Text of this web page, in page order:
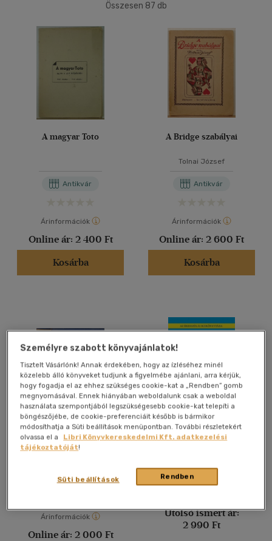
mind(9)
Nyelv szerint
Vélemény szerint
Alkalmaz
Összesen 87 db
A magyar Toto
Antikvár
Árinformációk
Online ár: 2 400 Ft
Kosárba
A Bridge szabályai
Tolnai József
Antikvár
Árinformációk
Online ár: 2 600 Ft
Kosárba
Gaudeamus I-III.
Antikvár
Árinformációk
Online ár: 2 000 Ft
Anya - nyelv - búvár
Utolsó ismert ár:
2 990 Ft
Személyre szabott könyvajánlatok!
Tisztelt Vásárlónk! Annak érdekében, hogy az ízléséhez minél
közelebb álló könyveket tudjunk a figyelmébe ajánlani, arra kérjük,
hogy fogadja el az ehhez szükséges cookie-kat a „Rendben” gomb
megnyomásával. Ennek hiányában weboldalunk csak a weboldal
használata szempontjából legszükségesebb cookie-kat telepíti a
böngészőjébe, de cookie-preferenciáit később is bármikor
módosíthatja a Süti beállítások menüpontban. További részletekért
olvassa el a
Libri Könyvkereskedelmi Kft. adatkezelési
tájékoztatóját!
Rendben
Süti beállítások